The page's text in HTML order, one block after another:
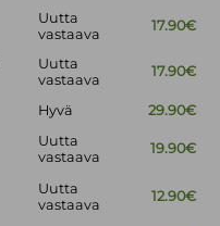
Uutta
vastaava
17.90€
Uutta
vastaava
17.90€
Hyvä
29.90€
Uutta
vastaava
19.90€
Uutta
vastaava
12.90€